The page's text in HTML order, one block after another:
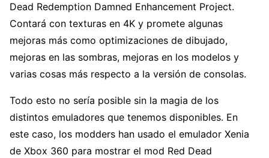
Dead Redemption Damned Enhancement Project.
Contará con texturas en 4K y promete algunas
mejoras más como optimizaciones de dibujado,
mejoras en las sombras, mejoras en los modelos y
varias cosas más respecto a la versión de consolas.
Todo esto no sería posible sin la magia de los
distintos emuladores que tenemos disponibles. En
este caso, los modders han usado el emulador Xenia
de Xbox 360 para mostrar el mod Red Dead